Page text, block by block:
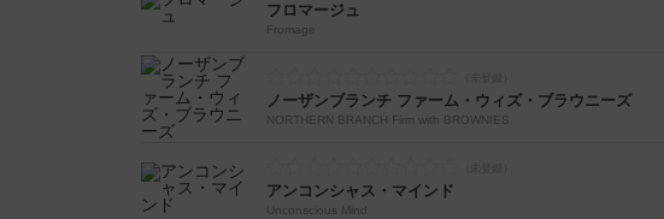
フロマージュ
Fromage
ノーザンブランチ ファーム・ウィズ・ブラウニーズ
NORTHERN BRANCH Firm with BROWNIES
アンコンシャス・マインド
Unconscious Mind